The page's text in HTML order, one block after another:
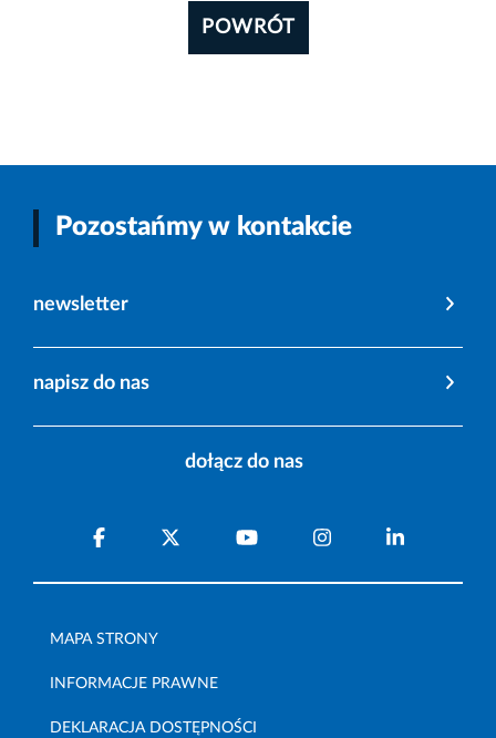
POWRÓT
Pozostańmy w kontakcie
newsletter
napisz do nas
dołącz do nas
MAPA STRONY
INFORMACJE PRAWNE
DEKLARACJA DOSTĘPNOŚCI